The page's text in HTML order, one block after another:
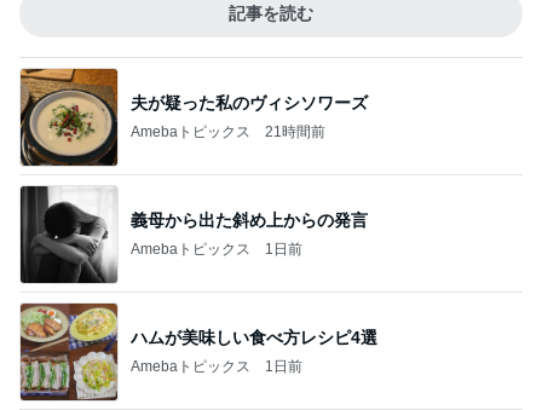
記事を読む
夫が疑った私のヴィシソワーズ
Amebaトピックス 21時間前
義母から出た斜め上からの発言
Amebaトピックス 1日前
ハムが美味しい食べ方レシピ4選
Amebaトピックス 1日前